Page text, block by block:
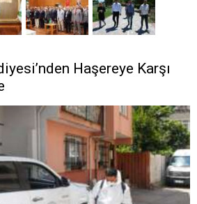
Haşereye Karşı